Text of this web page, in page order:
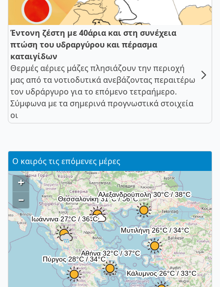
Έντονη ζέστη με 40άρια και στη συνέχεια
πτώση του υδραργύρου και πέρασμα
καταιγίδων
Θερμές αέριες μάζες πλησιάζουν την περιοχή
μας από τα νοτιοδυτικά ανεβάζοντας περαιτέρω
τον υδράργυρο για το επόμενο τετραήμερο.
Σύμφωνα με τα σημερινά προγνωστικά στοιχεία
οι
Ο καιρός τις επόμενες μέρες
+
–